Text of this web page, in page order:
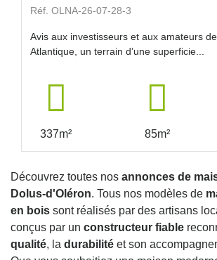
Réf. OLNA-26-07-28-3
Avis aux investisseurs et aux amateurs
Atlantique, un terrain d’une superficie...
337m² 85m²
Découvrez toutes nos annonces de
Dolus-d'Oléron. Tous nos modèles de
en bois sont réalisés par des artisans
conçus par un constructeur fiable
qualité, la durabilité et son